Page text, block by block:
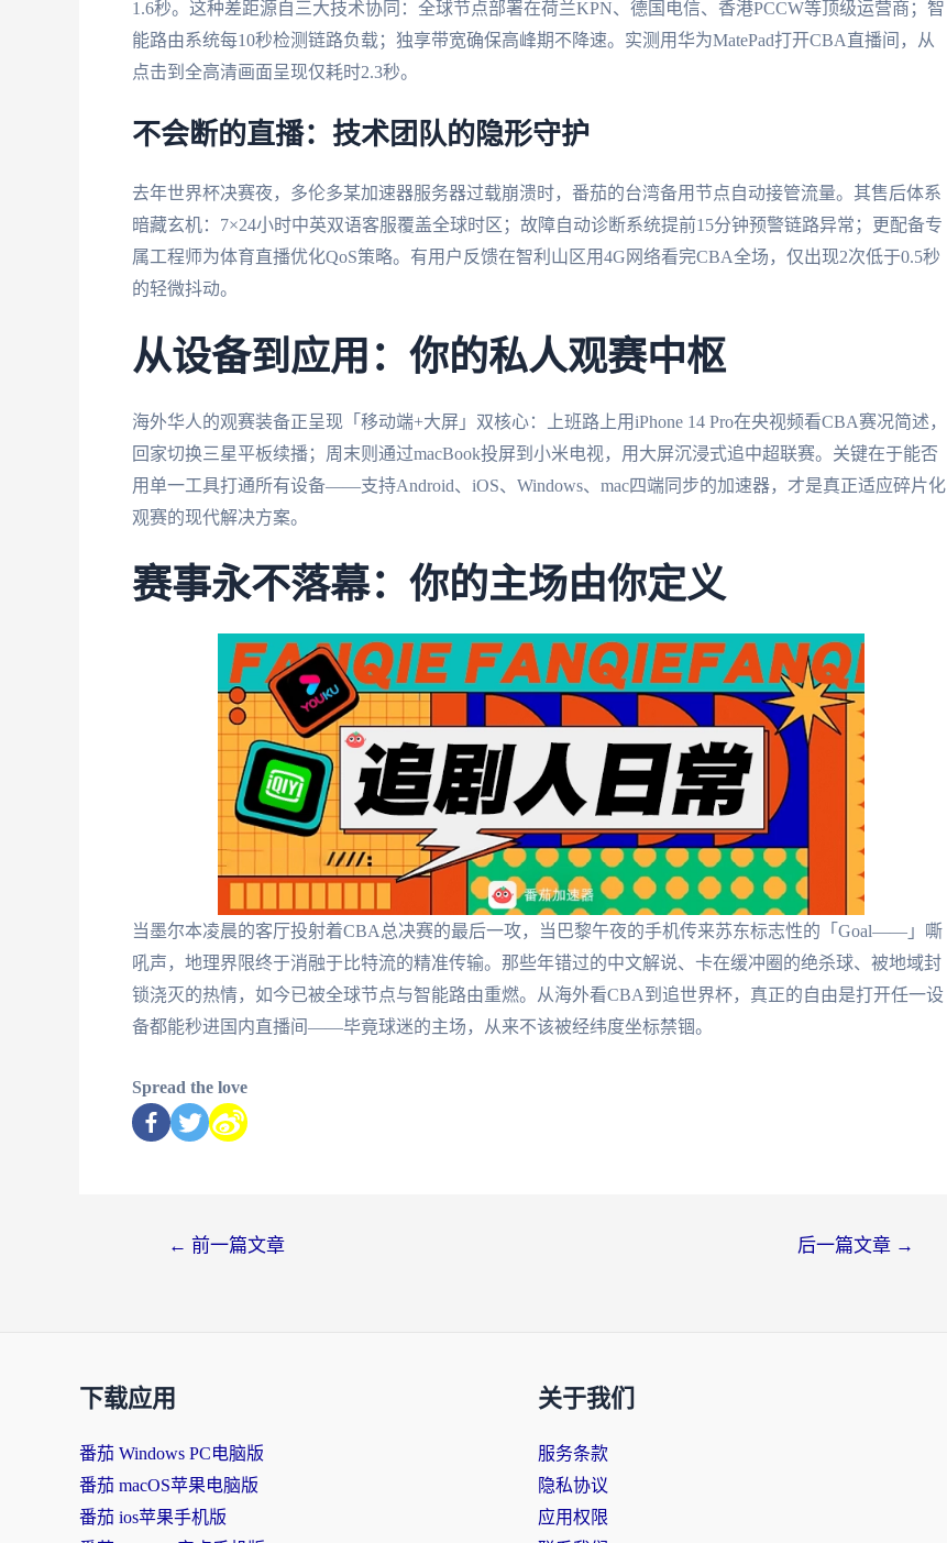
1.6秒。这种差距源自三大技术协同：全球节点部署在荷兰KPN、德国电信、香港PCCW等顶级运营商；智
能路由系统每10秒检测链路负载；独享带宽确保高峰期不降速。实测用华为MatePad打开CBA直播间，从
点击到全高清画面呈现仅耗时2.3秒。
不会断的直播：技术团队的隐形守护
去年世界杯决赛夜，多伦多某加速器服务器过载崩溃时，番茄的台湾备用节点自动接管流量。其售后体系
暗藏玄机：7×24小时中英双语客服覆盖全球时区；故障自动诊断系统提前15分钟预警链路异常；更配备专
属工程师为体育直播优化QoS策略。有用户反馈在智利山区用4G网络看完CBA全场，仅出现2次低于0.5秒
的轻微抖动。
从设备到应用：你的私人观赛中枢
海外华人的观赛装备正呈现「移动端+大屏」双核心：上班路上用iPhone 14 Pro在央视频看CBA赛况简述，
回家切换三星平板续播；周末则通过macBook投屏到小米电视，用大屏沉浸式追中超联赛。关键在于能否
用单一工具打通所有设备——支持Android、iOS、Windows、mac四端同步的加速器，才是真正适应碎片化
观赛的现代解决方案。
赛事永不落幕：你的主场由你定义
当墨尔本凌晨的客厅投射着CBA总决赛的最后一攻，当巴黎午夜的手机传来苏东标志性的「Goal——」嘶
吼声，地理界限终于消融于比特流的精准传输。那些年错过的中文解说、卡在缓冲圈的绝杀球、被地域封
锁浇灭的热情，如今已被全球节点与智能路由重燃。从海外看CBA到追世界杯，真正的自由是打开任一设
备都能秒进国内直播间——毕竟球迷的主场，从来不该被经纬度坐标禁锢。
Spread the love
← 前一篇文章 后一篇文章 →
下载应用
番茄 Windows PC电脑版
番茄 macOS苹果电脑版
番茄 ios苹果手机版
关于我们
服务条款
隐私协议
应用权限